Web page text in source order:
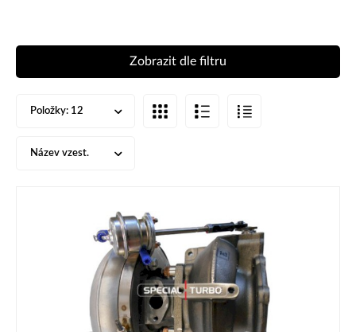
Zobrazit dle filtru
Položky: 12
Název vzest.